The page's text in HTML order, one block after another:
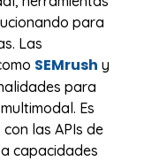
para
Las
SEMrush y
para
Es
las APIs de
capacidades